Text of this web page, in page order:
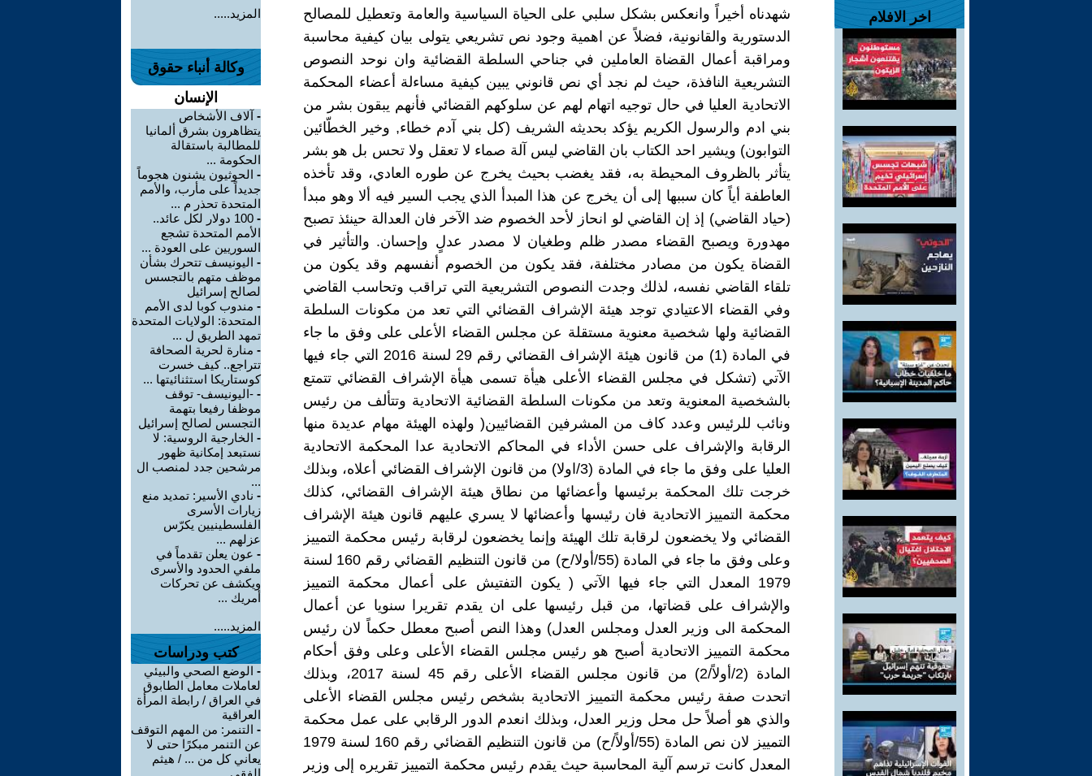
اخر الافلام
شهدناه أخيراً وانعكس بشكل سلبي على الحياة السياسية والعامة وتعطيل للمصالح
الدستورية والقانونية، فضلاً عن اهمية وجود نص تشريعي يتولى بيان كيفية محاسبة
ومراقبة أعمال القضاة العاملين في جناحي السلطة القضائية وان نوحد النصوص
التشريعية النافذة، حيث لم نجد أي نص قانوني يبين كيفية مساءلة أعضاء المحكمة
الاتحادية العليا في حال توجيه اتهام لهم عن سلوكهم القضائي فأنهم يبقون بشر من
بني ادم والرسول الكريم يؤكد بحديثه الشريف (كل بني آدم خطاء, وخير الخطّائين
التوابون) ويشير احد الكتاب بان القاضي ليس آلة صماء لا تعقل ولا تحس بل هو بشر
يتأثر بالظروف المحيطة به، فقد يغضب بحيث يخرج عن طوره العادي، وقد تأخذه
العاطفة أياً كان سببها إلى أن يخرج عن هذا المبدأ الذي يجب السير فيه ألا وهو مبدأ
(حياد القاضي) إذ إن القاضي لو انحاز لأحد الخصوم ضد الآخر فان العدالة حينئذ تصبح
مهدورة ويصبح القضاء مصدر ظلم وطغيان لا مصدر عدلٍ وإحسان. والتأثير في
القضاة يكون من مصادر مختلفة، فقد يكون من الخصوم أنفسهم وقد يكون من
تلقاء القاضي نفسه، لذلك وجدت النصوص التشريعية التي تراقب وتحاسب القاضي
وفي القضاء الاعتيادي توجد هيئة الإشراف القضائي التي تعد من مكونات السلطة
القضائية ولها شخصية معنوية مستقلة عن مجلس القضاء الأعلى على وفق ما جاء
في المادة (1) من قانون هيئة الإشراف القضائي رقم 29 لسنة 2016 التي جاء فيها
الآتي (تشكل في مجلس القضاء الأعلى هيأة تسمى هيأة الإشراف القضائي تتمتع
بالشخصية المعنوية وتعد من مكونات السلطة القضائية الاتحادية وتتألف من رئيس
ونائب للرئيس وعدد كاف من المشرفين القضائيين( ولهذه الهيئة مهام عديدة منها
الرقابة والإشراف على حسن الأداء في المحاكم الاتحادية عدا المحكمة الاتحادية
العليا على وفق ما جاء في المادة (3/اولا) من قانون الإشراف القضائي أعلاه، وبذلك
خرجت تلك المحكمة برئيسها وأعضائها من نطاق هيئة الإشراف القضائي، كذلك
محكمة التمييز الاتحادية فان رئيسها وأعضائها لا يسري عليهم قانون هيئة الإشراف
القضائي ولا يخضعون لرقابة تلك الهيئة وإنما يخضعون لرقابة رئيس محكمة التمييز
وعلى وفق ما جاء في المادة (55/أولا/ح) من قانون التنظيم القضائي رقم 160 لسنة
1979 المعدل التي جاء فيها الآتي ( يكون التفتيش على أعمال محكمة التمييز
والإشراف على قضاتها، من قبل رئيسها على ان يقدم تقريرا سنويا عن أعمال
المحكمة الى وزير العدل ومجلس العدل) وهذا النص أصبح معطل حكماً لان رئيس
محكمة التمييز الاتحادية أصبح هو رئيس مجلس القضاء الأعلى وعلى وفق أحكام
المادة (2/أولاً/2) من قانون مجلس القضاء الأعلى رقم 45 لسنة 2017، وبذلك
اتحدت صفة رئيس محكمة التمييز الاتحادية بشخص رئيس مجلس القضاء الأعلى
والذي هو أصلاً حل محل وزير العدل، وبذلك انعدم الدور الرقابي على عمل محكمة
التمييز لان نص المادة (55/أولاً/ح) من قانون التنظيم القضائي رقم 160 لسنة 1979
المعدل كانت ترسم آلية المحاسبة حيث يقدم رئيس محكمة التمييز تقريره إلى وزير
المزيد.....
وكالة أنباء حقوق
الإنسان
- آلاف الأشخاص
يتظاهرون بشرق ألمانيا
للمطالبة باستقالة
الحكومة ...
- الحوثيون يشنون هجوماً
جديداً على مأرب، والأمم
المتحدة تحذر م ...
-
100 دولار لكل عائد..
الأمم المتحدة تشجع
السوريين على العودة ...
- اليونيسف تتحرك بشأن
موظف متهم بالتجسس
لصالح إسرائيل
- مندوب كوبا لدى الأمم
المتحدة: الولايات المتحدة
تمهد الطريق ل ...
- منارة لحرية الصحافة
تتراجع.. كيف خسرت
كوستاريكا استثنائيتها ...
- -اليونيسف- توقف
موظفا رفيعا بتهمة
التجسس لصالح إسرائيل
- الخارجية الروسية: لا
نستبعد إمكانية ظهور
مرشحين جدد لمنصب ال
...
- نادي الأسير: تمديد منع
زيارات الأسرى
الفلسطينيين يكرّس
عزلهم ...
- عون يعلن تقدماً في
ملفي الحدود والأسرى
ويكشف عن تحركات
أمريك ...
المزيد.....
كتب ودراسات
- الوضع الصحي والبيئي
لعاملات معامل الطابوق
في العراق / رابطة المرأة
العراقية
- التنمر: من المهم التوقف
عن التنمر مبكرًا حتى لا
يعاني كل من ... / هيثم
الفقى